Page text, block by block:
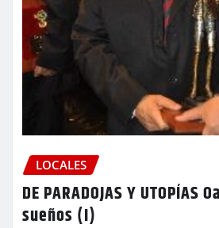
LOCALES
DE PARADOJAS Y UTOPÍAS
sueños (I)